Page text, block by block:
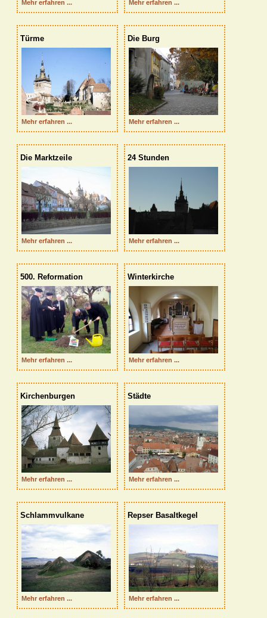
  Mehr erfahren ...
  Mehr erfahren ...
Türme
  Mehr erfahren ...
Die Burg
  Mehr erfahren ...
Die Marktzeile
  Mehr erfahren ...
24 Stunden
  Mehr erfahren ...
500. Reformation
  Mehr erfahren ...
Winterkirche
  Mehr erfahren ...
Kirchenburgen
  Mehr erfahren ...
Städte
  Mehr erfahren ...
Schlammvulkane
  Mehr erfahren ...
Repser Basaltkegel
  Mehr erfahren ...